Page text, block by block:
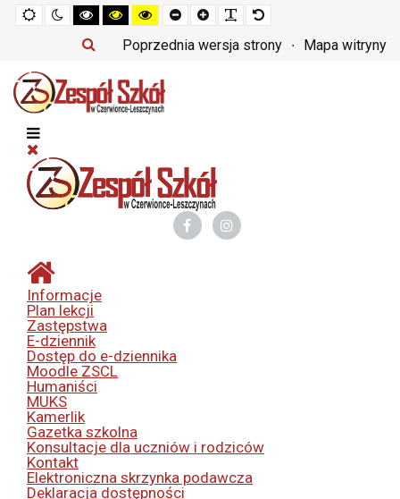
Tryb
domyślny
Tryb
nocny
Tryb
czarno-
biały
o
kontraście
Tryb
czarno-
żółty
o
kontraście
Tryb
żółto-
czarny
o
kontraście
Set
smaller
font
Set
larger
font
Make
font
more
readable
Set
default
font
Poprzednia wersja strony Mapa witryny
Informacje
Plan lekcji
Zastępstwa
E-dziennik
Dostęp do e-dziennika
Moodle ZSCL
Humaniści
MUKS
Kamerlik
Gazetka szkolna
Konsultacje dla uczniów i rodziców
Kontakt
Elektroniczna skrzynka podawcza
Deklaracja dostępności